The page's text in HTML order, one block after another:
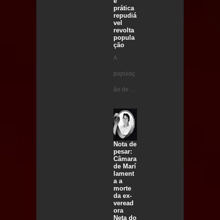
prática
repudiá
vel
revolta
popula
ção
A
populaç
ão de ...
Nota de
pesar:
Câmara
de Marí
lament
a a
morte
da ex-
veread
ora
Neta do